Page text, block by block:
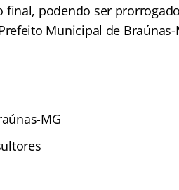
podendo ser
Municipal de Braúnas-
MG